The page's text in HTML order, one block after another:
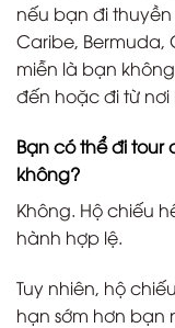
nếu bạn đi
Caribe, Bermuda,
miễn là bạn
đến hoặc đi từ nơi
Bạn có thể đi tour
không?
Không. Hộ chiếu
hành hợp lệ.
Tuy nhiên, hộ
hạn sớm hơn bạn